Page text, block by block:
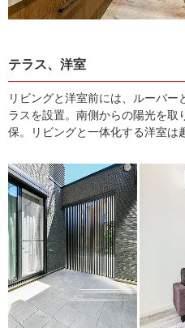
テラス、洋室
リビングと洋室前には、ルーバ
ラスを設置。南側からの陽光を取
保。
リビングと一体化する洋室は